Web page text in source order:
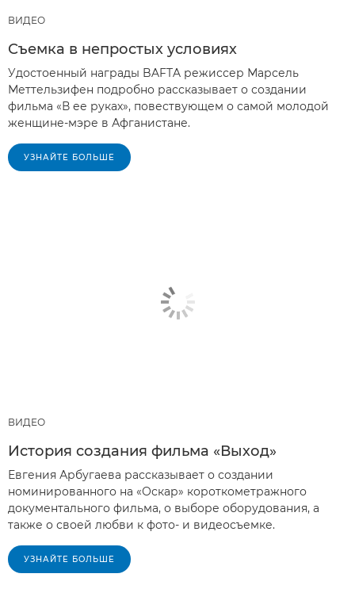
ВИДЕО
Съемка в непростых условиях
Удостоенный награды BAFTA режиссер Марсель
Меттельзифен подробно рассказывает о создании
фильма «В ее руках», повествующем о самой молодой
женщине-мэре в Афганистане.
УЗНАЙТЕ БОЛЬШЕ
ВИДЕО
История создания фильма «Выход»
Евгения Арбугаева рассказывает о создании
номинированного на «Оскар» короткометражного
документального фильма, о выборе оборудования, а
также о своей любви к фото- и видеосъемке.
УЗНАЙТЕ БОЛЬШЕ